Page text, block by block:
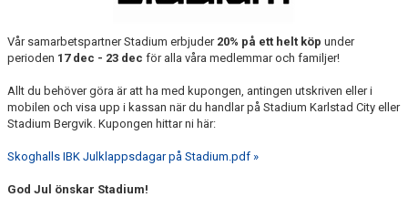
KONTAKTA OSS
KONTAKTUPPGIFTER VÅRA LAG
Vår samarbetspartner Stadium erbjuder20% på ett helt köp under
perioden 17 dec - 23 dec för alla våra medlemmar och familjer!
Allt du behöver göra är att ha med kupongen, antingen utskriven eller i
mobilen och visa upp i kassan när du handlar på Stadium Karlstad City eller
Stadium Bergvik. Kupongen hittar ni här:
Skoghalls IBK Julklappsdagar på Stadium.pdf »
God Jul önskar Stadium!